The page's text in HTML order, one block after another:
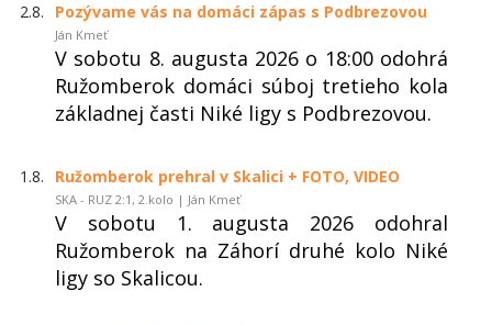
2.8. Pozývame vás na domáci zápas s Podbrezovou
Ján Kmeť
V sobotu 8. augusta 2026 o 18:00 odohrá
Ružomberok domáci súboj tretieho kola
základnej časti Niké ligy s Podbrezovou.
1.8. Ružomberok prehral v Skalici + FOTO, VIDEO
SKA - RUZ 2:1, 2.kolo | Ján Kmeť
V sobotu 1. augusta 2026 odohral
Ružomberok na Záhorí druhé kolo Niké
ligy so Skalicou.